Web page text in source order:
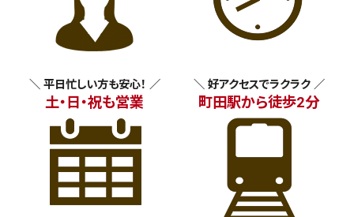
＼ 平日忙しい方も安心！ ／
土・日・祝も営業
＼ 好アクセスでラクラク ／
町田駅から徒歩2分